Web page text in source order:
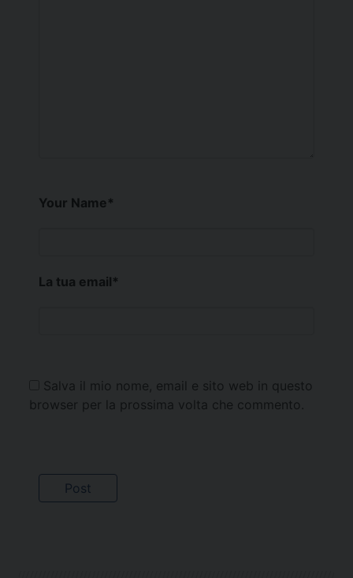
Your Name*
La tua email*
Salva il mio nome, email e sito web in questo
browser per la prossima volta che commento.